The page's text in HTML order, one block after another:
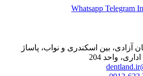
Whatsapp Telegram
آزادی، بین اسکندری و نواب، پاساژ
واحد 204